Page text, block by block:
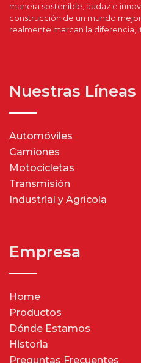
manera sostenible, audaz e
construcción de un mundo
realmente marcan la diferencia,
Nuestras Líneas
Automóviles
Camiones
Motocicletas
Transmisión
Industrial y Agrícola
Empresa
Home
Productos
Dónde Estamos
Historia
Preguntas Frecuentes